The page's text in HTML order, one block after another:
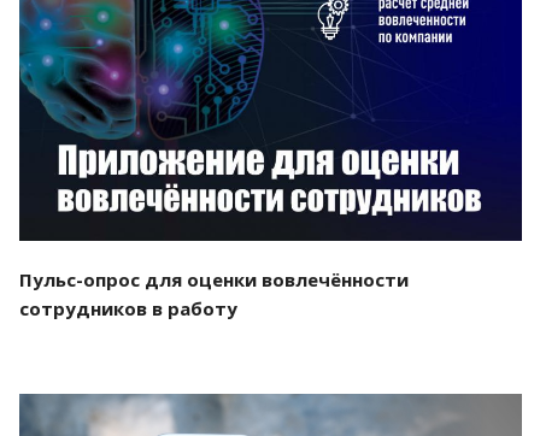
Смотреть проект
Пульс-опрос для оценки вовлечённости
сотрудников в работу